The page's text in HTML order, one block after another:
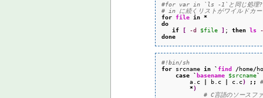
#for var in `ls -1`と同じ処理?
# in に続くリストがワイルドカー
for file in *
do
if
[ -d $file ] ; then ls
done
#!bin/sh
for srcname in `find /home/
case `basename $srcname`
        a.c
| b.c | c.c) ;;
*)
# C言語のソースフ